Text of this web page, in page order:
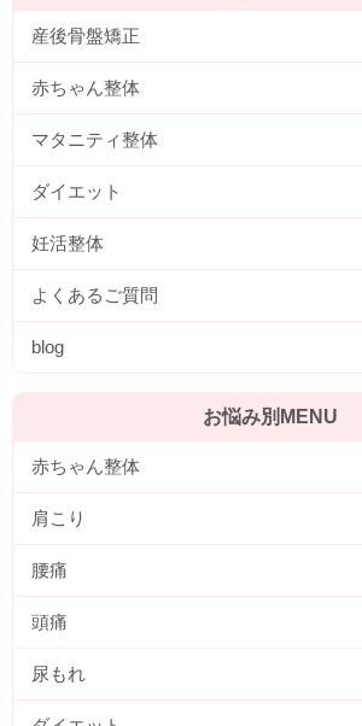
産後骨盤矯正
赤ちゃん整体
マタニティ整体
ダイエット
妊活整体
よくあるご質問
blog
お悩み別MENU
赤ちゃん整体
肩こり
腰痛
頭痛
尿もれ